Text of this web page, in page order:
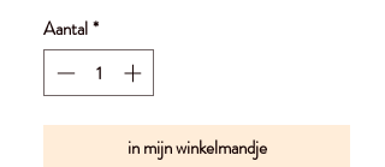
Aantal*
in mijn winkelmandje